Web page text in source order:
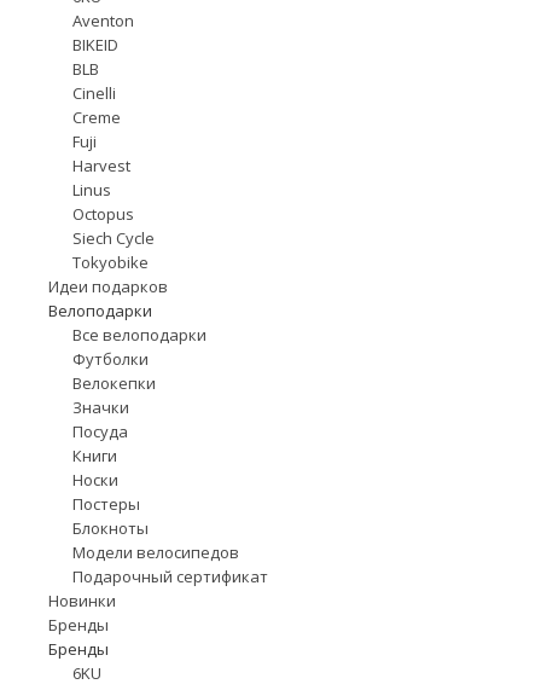
Aventon
BIKEID
BLB
Cinelli
Creme
Fuji
Harvest
Linus
Octopus
Siech Cycle
Tokyobike
Идеи подарков
Велоподарки
Все велоподарки
Футболки
Велокепки
Значки
Посуда
Книги
Носки
Постеры
Блокноты
Модели велосипедов
Подарочный сертификат
Новинки
Бренды
Бренды
6KU